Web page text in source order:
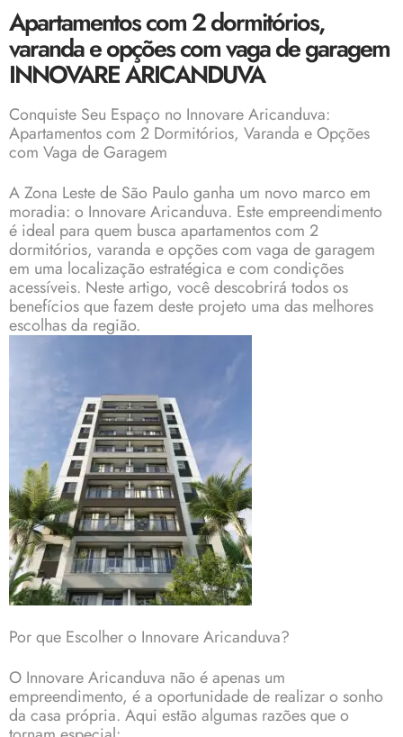
Apartamentos com 2 dormitórios,
varanda e opções com vaga de garagem
INNOVARE ARICANDUVA
Conquiste Seu Espaço no Innovare Aricanduva:
Apartamentos com 2 Dormitórios, Varanda e Opções
com Vaga de Garagem
A Zona Leste de São Paulo ganha um novo marco em
moradia: o Innovare Aricanduva. Este empreendimento
é ideal para quem busca apartamentos com 2
dormitórios, varanda e opções com vaga de garagem
em uma localização estratégica e com condições
acessíveis. Neste artigo, você descobrirá todos os
benefícios que fazem deste projeto uma das melhores
escolhas da região.
Por que Escolher o Innovare Aricanduva?
O Innovare Aricanduva não é apenas um
empreendimento, é a oportunidade de realizar o sonho
da casa própria. Aqui estão algumas razões que o